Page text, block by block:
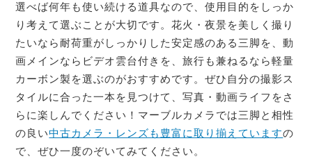
選べば何年も使い続ける道具なので、使用目的をしっか
り考えて選ぶことが大切です。花火・夜景を美しく撮り
たいなら耐荷重がしっかりした安定感のある三脚を、動
画メインならビデオ雲台付きを、旅行も兼ねるなら軽量
カーボン製を選ぶのがおすすめです。ぜひ自分の撮影ス
タイルに合った一本を見つけて、写真・動画ライフをさ
らに楽しんでください！マーブルカメラでは三脚と相性
の良い中古カメラ・レンズも豊富に取り揃えていますの
で、ぜひ一度のぞいてみてください。